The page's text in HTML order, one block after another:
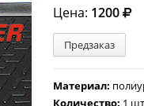
Цена: 1200
Предзаказ
Материал:
Количество: 1